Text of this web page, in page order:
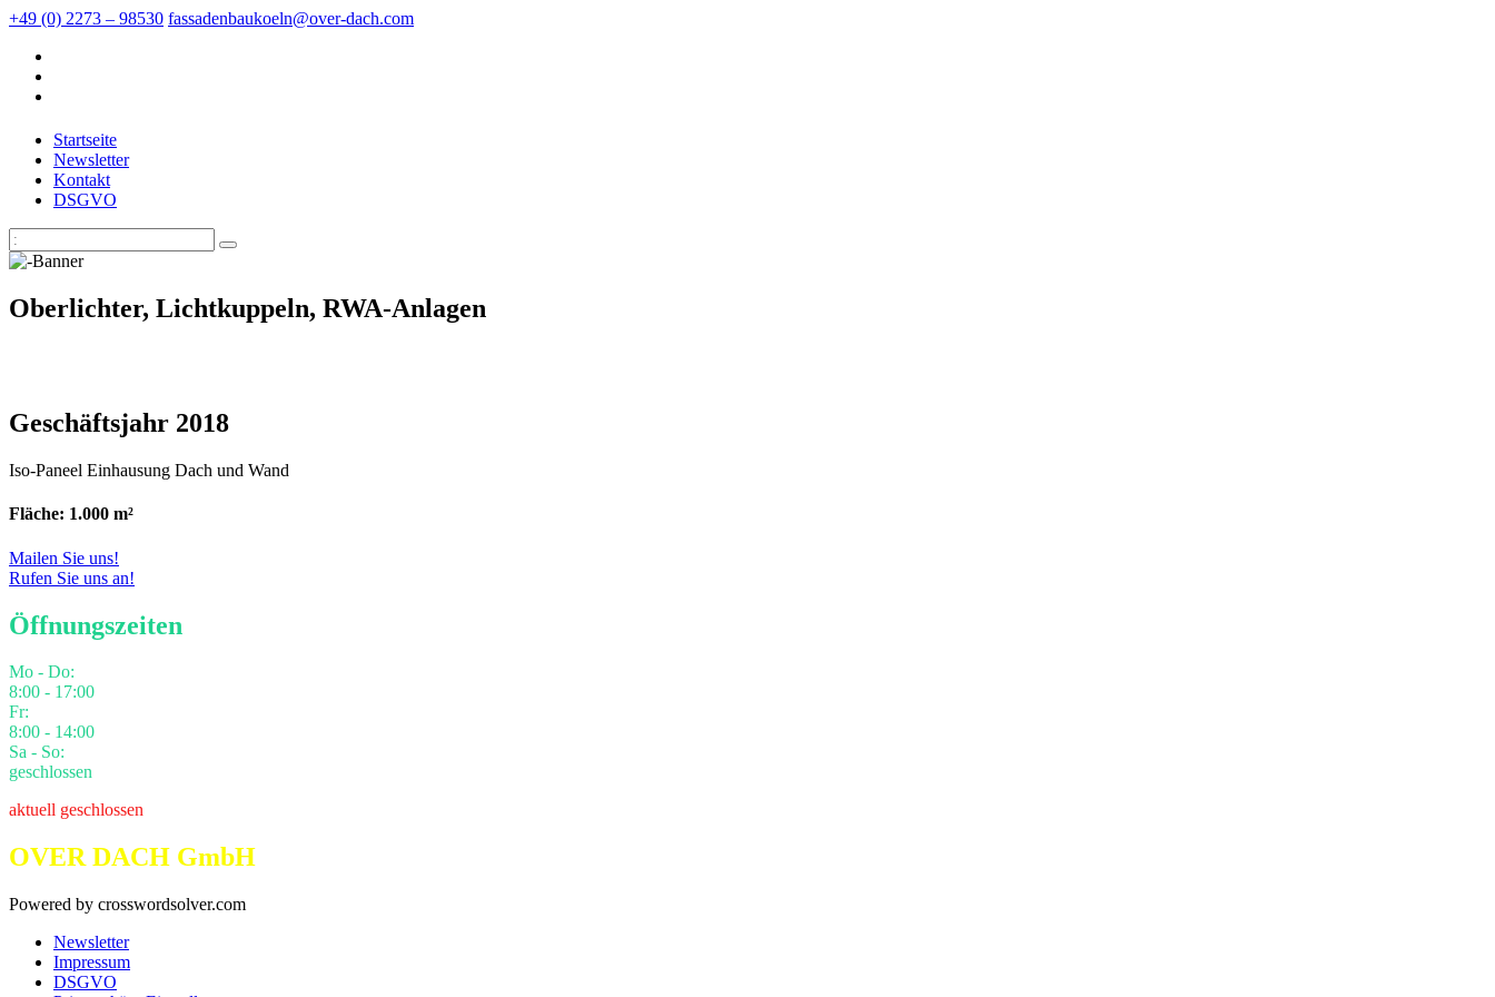
+49 (0) 2273 – 98530 fassadenbaukoeln@over-dach.com
Startseite
Newsletter
Kontakt
DSGVO
Oberlichter, Lichtkuppeln, RWA-Anlagen
Geschäftsjahr 2018
Iso-Paneel Einhausung Dach und Wand
Fläche: 1.000 m²
Mailen Sie uns!
Rufen Sie uns an!
Öffnungszeiten
Mo - Do:
8:00 - 17:00
Fr:
8:00 - 14:00
Sa - So:
geschlossen
aktuell geschlossen
OVER DACH GmbH
Powered by crosswordsolver.com
Newsletter
Impressum
DSGVO